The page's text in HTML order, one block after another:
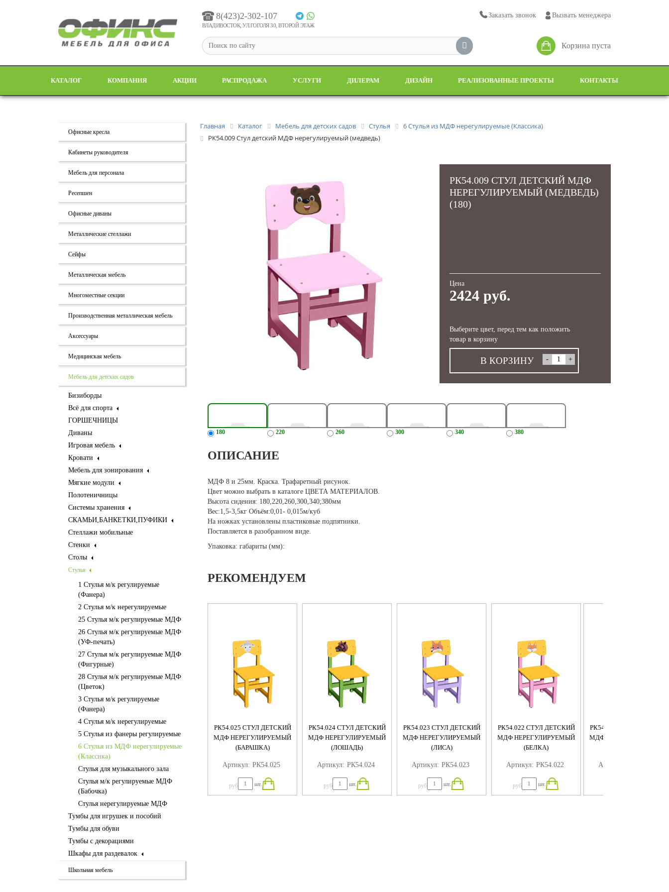
8(423)2-302-107
ВЛАДИВОСТОК, УЛ.ГОГОЛЯ 30, ВТОРОЙ ЭТАЖ
Заказать звонок Вызвать менеджера
Корзина пуста
КАТАЛОГ КОМПАНИЯ АКЦИИ РАСПРОДАЖА УСЛУГИ ДИЛЕРАМ ДИЗАЙН РЕАЛИЗОВАННЫЕ ПРОЕКТЫ КОНТАКТЫ
Офисные кресла
Кабинеты руководителя
Мебель для персонала
Ресепшен
Офисные диваны
Металлические стеллажи
Сейфы
Металлическая мебель
Многоместные секции
Производственная металлическая мебель
Аксессуары
Медицинская мебель
Мебель для детских садов
Бизиборды
Всё для спорта
ГОРШЕЧНИЦЫ
Диваны
Игровая мебель
Кровати
Мебель для зонирования
Мягкие модули
Полотеничницы
Системы хранения
СКАМЬИ,БАНКЕТКИ,ПУФИКИ
Стеллажи мобильные
Стенки
Столы
Стулья
1 Стулья м/к регулируемые
(Фанера)
2 Стулья м/к нерегулируемые
25 Стулья м/к регулируемые МДФ
26 Стулья м/к регулируемые МДФ
(УФ-печать)
27 Стулья м/к регулируемые МДФ
(Фигурные)
28 Стулья м/к регулируемые МДФ
(Цветок)
3 Стулья м/к регулируемые
(Фанера)
4 Стулья м/к нерегулируемые
5 Стулья из фанеры регулируемые
6 Стулья из МДФ нерегулируемые
(Классика)
Стулья для музыкального зала
Стулья м/к регулируемые МДФ
(Бабочка)
Стулья нерегулируемые МДФ
Тумбы для игрушек и пособий
Тумбы для обуви
Тумбы с декорациями
Шкафы для раздевалок
Школьная мебель
Главная Каталог Мебель для детских садов Стулья
6 Стулья из МДФ нерегулируемые (Классика)
РК54.009 Стул детский МДФ нерегулируемый (медведь)
РК54.009 СТУЛ ДЕТСКИЙ МДФ
НЕРЕГУЛИРУЕМЫЙ (МЕДВЕДЬ)
(180)
Цена
2424 руб.
Выберите цвет, перед тем как положить
товар в корзину
В КОРЗИНУ
180 220 260 300 340 380
ОПИСАНИЕ
МДФ 8 и 25мм. Краска. Трафаретный рисунок.
Цвет можно выбрать в каталоге ЦВЕТА МАТЕРИАЛОВ.
Высота сидения: 180,220,260,300,340;380мм
Вес:1,5-3,5кг Объём:0,01- 0,015м/куб
На ножках установлены пластиковые подпятники.
Поставляется в разобранном виде.
Упаковка: габариты (мм):
РЕКОМЕНДУЕМ
РК54.007 СТУЛ ДЕТСКИЙ
МДФ НЕРЕГУЛИРУЕМЫЙ
(ЖИРАФ)
РК54.007
РК54.006 СТУЛ ДЕТСКИЙ
МДФ НЕРЕГУЛИРУЕМЫЙ
(МЫШКА)
руб шт.
РК54.025 СТУЛ ДЕТСКИЙ
МДФ НЕРЕГУЛИРУЕМЫЙ
(БАРАШКА)
Артикул: РК54.025
руб шт.
РК54.024 СТУЛ ДЕТСКИЙ
МДФ НЕРЕГУЛИРУЕМЫЙ
(ЛОШАДЬ)
Артикул: РК54.024
руб шт.
РК54.023 СТУЛ ДЕТСКИЙ
МДФ НЕРЕГУЛИРУЕМЫЙ
(ЛИСА)
Артикул: РК54.023
руб шт.
РК54.022 СТУЛ ДЕТСКИЙ
МДФ НЕРЕГУЛИРУЕМЫЙ
(БЕЛКА)
Артикул: РК54.022
руб шт.
РК54.021 СТУЛ ДЕТСКИЙ
МДФ НЕРЕГУЛИРУЕМЫЙ
Артикул: